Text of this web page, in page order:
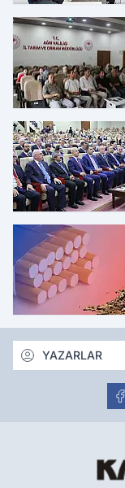
YAZARLAR